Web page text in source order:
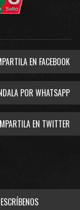
EN FACEBOOK
POR WHATSAPP
EN TWITTER
ESCRÍBENOS